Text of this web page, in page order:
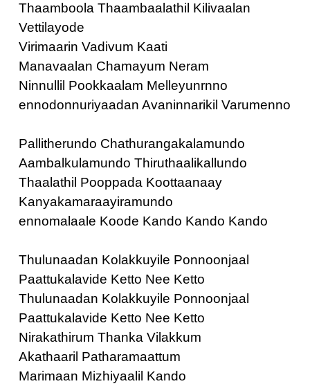
Thaamboola Thaambaalathil Kilivaalan
Vettilayode
Virimaarin Vadivum Kaati
Manavaalan Chamayum Neram
Ninnullil Pookkaalam Melleyunrnno
ennodonnuriyaadan Avaninnarikil Varumenno
Pallitherundo Chathurangakalamundo
Aambalkulamundo Thiruthaalikallundo
Thaalathil Pooppada Koottaanaay
Kanyakamaraayiramundo
ennomalaale Koode Kando Kando Kando
Thulunaadan Kolakkuyile Ponnoonjaal
Paattukalavide Ketto Nee Ketto
Thulunaadan Kolakkuyile Ponnoonjaal
Paattukalavide Ketto Nee Ketto
Nirakathirum Thanka Vilakkum
Akathaaril Patharamaattum
Marimaan Mizhiyaalil Kando